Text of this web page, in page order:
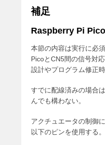
補足
Raspberry Pi
本節の内容は実行に必
PicoとCN5間の信号対
設計やプログラム修正時
すでに配線済みの場合
んでも構わない。
アクチュエータの制御
以下のピンを使用する。